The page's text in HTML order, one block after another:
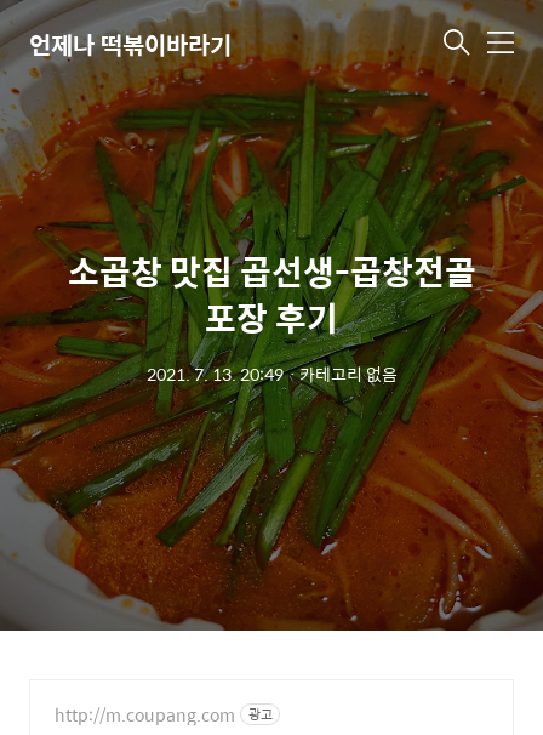
언제나 떡볶이바라기 메
뉴
소곱창 맛집 곱선생-곱창전골
포장 후기
2021. 7. 13. 20:49ㆍ카테고리 없음
http://m.coupang.com 광고